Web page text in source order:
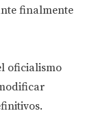
finalmente
oficialismo